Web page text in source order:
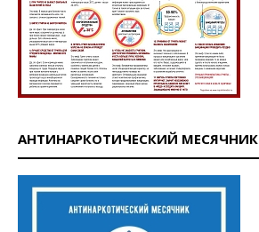
АНТИНАРКОТИЧЕСКИЙ МЕСЯЧНИК